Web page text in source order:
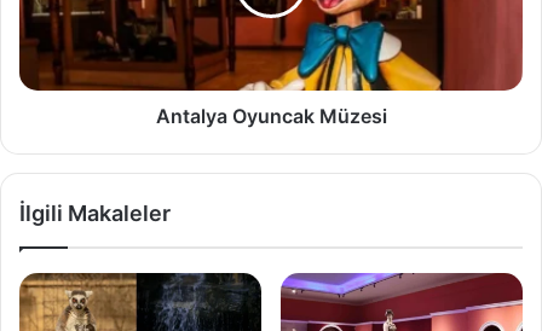
zy
a
y
z
e
Antalya Oyuncak Müzesi
İlgili Makaleler